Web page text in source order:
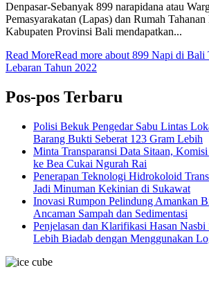
Denpasar-Sebanyak 899 narapidana atau
Pemasyarakatan (Lapas) dan Rumah
Kabupaten Provinsi Bali mendapatkan...
Read MoreRead more about 899 Napi di Bali
Lebaran Tahun 2022
Pos-pos Terbaru
Polisi Bekuk Pengedar Sabu Lintas
Barang Bukti Seberat 123 Gram Lebih
Minta Transparansi Data Sitaan,
ke Bea Cukai Ngurah Rai
Penerapan Teknologi Hidrokoloid
Jadi Minuman Kekinian di Sukawat
Inovasi Rumpon Pelindung Amankan
Ancaman Sampah dan Sedimentasi
Penjelasan dan Klarifikasi Hasan
Lebih Biadab dengan Menggunakan